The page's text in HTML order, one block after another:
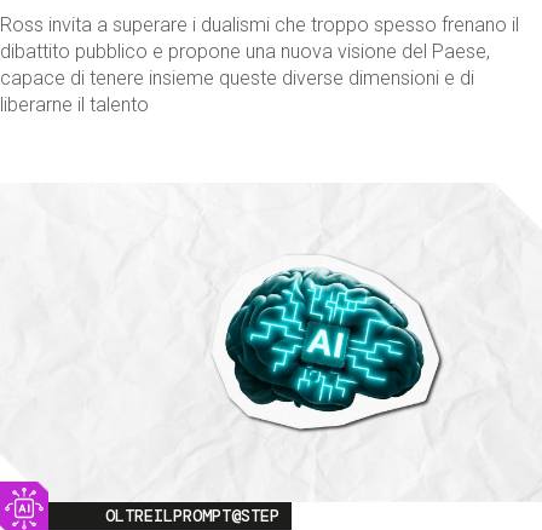
Ross invita a superare i dualismi che troppo spesso frenano il
dibattito pubblico e propone una nuova visione del Paese,
capace di tenere insieme queste diverse dimensioni e di
liberarne il talento
Image
OLTREILPROMPT@STEP